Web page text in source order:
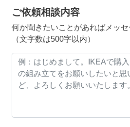
ご依頼相談内容
何か聞きたいことがあればメッ
（文字数は500字以内）